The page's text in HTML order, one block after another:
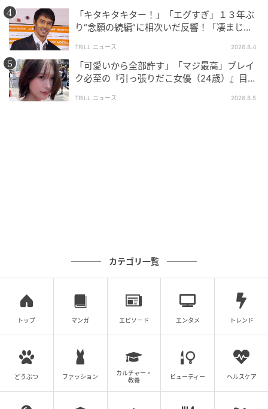
の記事をもっとみる
「キタキタキター！」「エグすぎ」１３年ぶ
り“念願の続編”に相次いだ反響！「凄まじく
TRILL ニュース 2026.8.4
「可愛いから全部許す」「マジ最高」ブレイ
ク必至の『引っ張りだこ女優（24歳）』目が
TRILL ニュース 2026.8.5
カテゴリ一覧
トップ マンガ エピソード エンタメ トレンド
どうぶつ ファッション
カルチャー・
教養
ビューティー ヘルスケア